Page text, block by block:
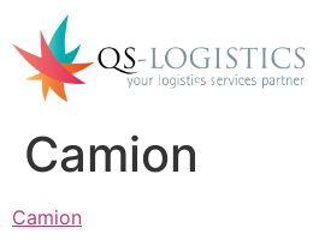
Camion
Camion